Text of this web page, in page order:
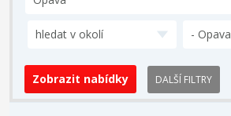
hledat v okolí - Opava
DALŠÍ FILTRY